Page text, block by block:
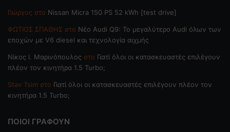
Γιώργος στο Nissan Micra 150 PS 52 kWh [test drive]
ΦΩΤΙΟΣ ΣΠΑΘΗΣ στο Νέο Audi Q9: Το μεγαλύτερο Audi όλων των
εποχών με V6 diesel και τεχνολογία αιχμής
Nίκος Ι. Mαρινόπουλος στο Γιατί όλοι οι κατασκευαστές επιλέγουν
πλέον τον κινητήρα 1.5 Turbo;
Stav Tsim στο Γιατί όλοι οι κατασκευαστές επιλέγουν πλέον τον
κινητήρα 1.5 Turbo;
ΠΟΙΟΙ ΓΡΑΦΟΥΝ